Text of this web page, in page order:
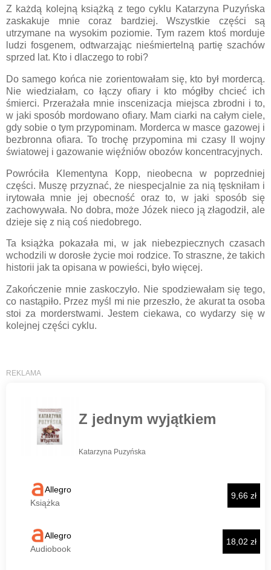
Z każdą kolejną książką z tego cyklu Katarzyna Puzyńska
zaskakuje mnie coraz bardziej. Wszystkie części są
utrzymane na wysokim poziomie. Tym razem ktoś morduje
ludzi fosgenem, odtwarzając nieśmiertelną partię szachów
sprzed lat. Kto i dlaczego to robi?
Do samego końca nie zorientowałam się, kto był mordercą.
Nie wiedziałam, co łączy ofiary i kto mógłby chcieć ich
śmierci. Przerażała mnie inscenizacja miejsca zbrodni i to,
w jaki sposób mordowano ofiary. Mam ciarki na całym ciele,
gdy sobie o tym przypominam. Morderca w masce gazowej i
bezbronna ofiara. To trochę przypomina mi czasy II wojny
światowej i gazowanie więźniów obozów koncentracyjnych.
Powróciła Klementyna Kopp, nieobecna w poprzedniej
części. Muszę przyznać, że niespecjalnie za nią tęskniłam i
irytowała mnie jej obecność oraz to, w jaki sposób się
zachowywała. No dobra, może Józek nieco ją złagodził, ale
dzieje się z nią coś niedobrego.
Ta książka pokazała mi, w jak niebezpiecznych czasach
wchodzili w dorosłe życie moi rodzice. To straszne, że takich
historii jak ta opisana w powieści, było więcej.
Zakończenie mnie zaskoczyło. Nie spodziewałam się tego,
co nastąpiło. Przez myśl mi nie przeszło, że akurat ta osoba
stoi za morderstwami. Jestem ciekawa, co wydarzy się w
kolejnej części cyklu.